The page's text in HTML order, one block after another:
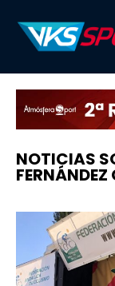
NOTICIAS
FERNÁNDEZ